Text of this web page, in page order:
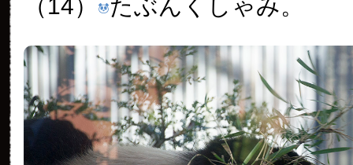
（14） たぶんくしゃみ。